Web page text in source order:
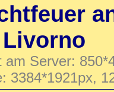
am Server:
3384*1921px,